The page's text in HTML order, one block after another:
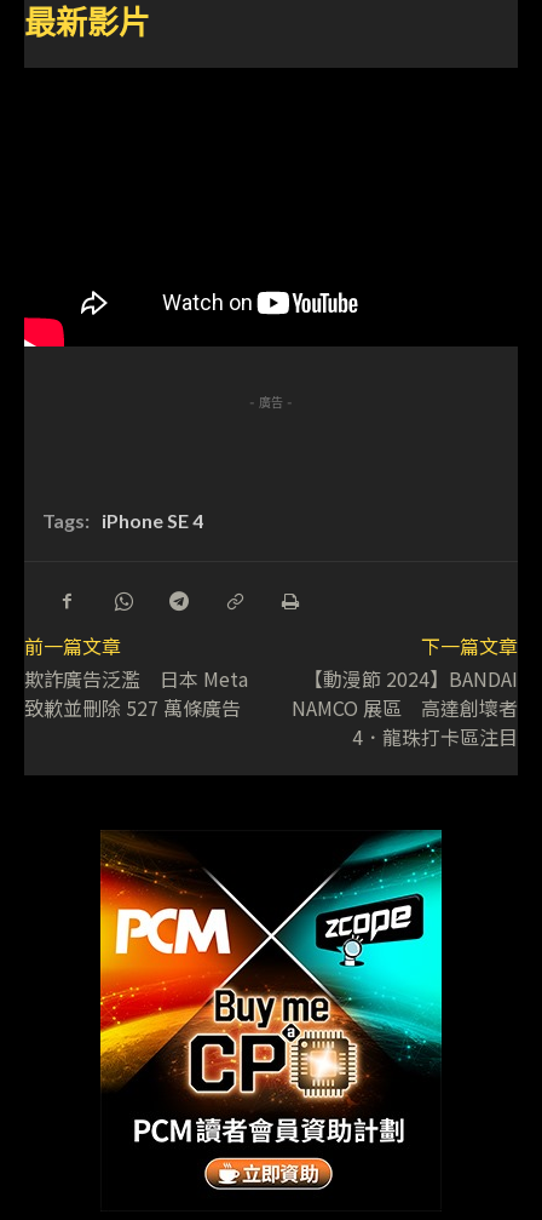
最新影片
- 廣告 -
Tags: iPhone SE 4
前一篇文章
欺詐廣告泛濫 日本 Meta
致歉並刪除 527 萬條廣告
下一篇文章
【動漫節 2024】BANDAI
NAMCO 展區 高達創壞者
4．龍珠打卡區注目